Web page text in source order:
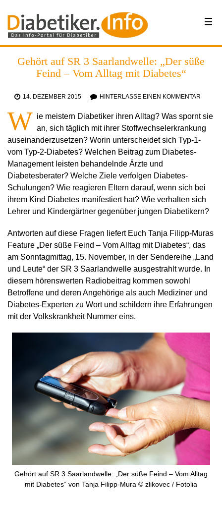
Gehört auf SR 3 Saarlandwelle: „Der süße
Feind – Vom Alltag mit Diabetes“
14. DEZEMBER 2015 HINTERLASSE EINEN KOMMENTAR
W ie meistern Diabetiker ihren Alltag? Was spornt sie
an, sich täglich mit ihrer Stoffwechselerkrankung
auseinanderzusetzen? Worin unterscheidet sich Typ-1-
vom Typ-2-Diabetes? Welchen Beitrag zum Diabetes-
Management leisten behandelnde Ärzte und
Diabetesberater? Welche Ziele verfolgen Diabetes-
Schulungen? Wie reagieren Eltern darauf, wenn sich bei
ihrem Kind Diabetes manifestiert hat? Wie verhalten sich
Lehrer und Kindergärtner gegenüber jungen Diabetikern?
Antworten auf diese Fragen liefert Euch Tanja Filipp-Muras
Feature „Der süße Feind – Vom Alltag mit Diabetes“, das
am Sonntagmittag, 15. November, in der Sendereihe „Land
und Leute“ der SR 3 Saarlandwelle ausgestrahlt wurde. In
diesem hörenswerten Radiobeitrag kommen sowohl
Betroffene und deren Angehörige als auch Mediziner und
Diabetes-Experten zu Wort und schildern ihre Erfahrungen
mit der Volkskrankheit Nummer eins.
Gehört auf SR 3 Saarlandwelle: „Der süße Feind – Vom Alltag
mit Diabetes“ von Tanja Filipp-Mura © zlikovec / Fotolia